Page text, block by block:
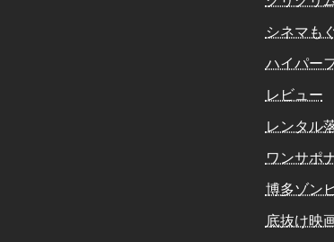
シネマも
ハイパー
レビュー
レンタル
ワンサポ
博多ゾン
底抜け映